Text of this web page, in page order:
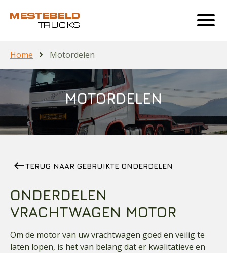
Home Motordelen
MOTORDELEN
westTERUG NAAR GEBRUIKTE ONDERDELEN
ONDERDELEN
VRACHTWAGEN MOTOR
Om de motor van uw vrachtwagen goed en veilig te
laten lopen, is het van belang dat er kwalitatieve en